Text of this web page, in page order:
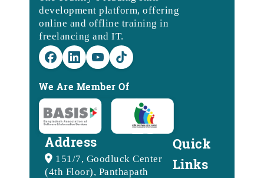
development platform, offering
online and offline training in
freelancing and IT.
We Are Member Of
Address
151/7, Goodluck Center
(4th Floor), Panthapath
Quick
Links